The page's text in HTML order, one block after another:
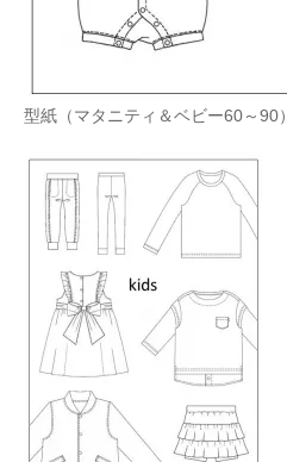
型紙（マタニティ＆ベビー60～90）